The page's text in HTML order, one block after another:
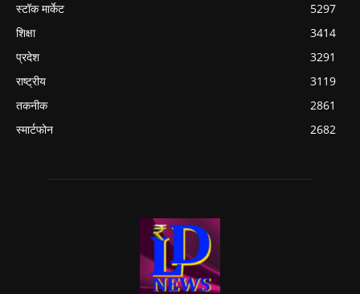
स्टॉक मार्केट
5297
शिक्षा
3414
प्रदेश
3291
राष्ट्रीय
3119
तकनीक
2861
स्मार्टफोन
2682